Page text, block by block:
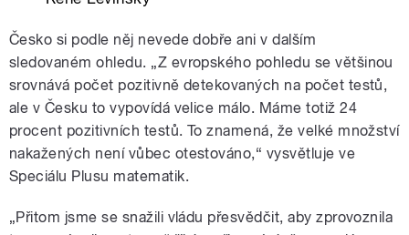
Česko si podle něj nevede dobře ani v dalším
sledovaném ohledu. „Z evropského pohledu se většinou
srovnává počet pozitivně detekovaných na počet testů,
ale v Česku to vypovídá velice málo. Máme totiž 24
procent pozitivních testů. To znamená, že velké množství
nakažených není vůbec otestováno,“ vysvětluje ve
Speciálu Plusu matematik.
„Přitom jsme se snažili vládu přesvědčit, aby zprovoznila